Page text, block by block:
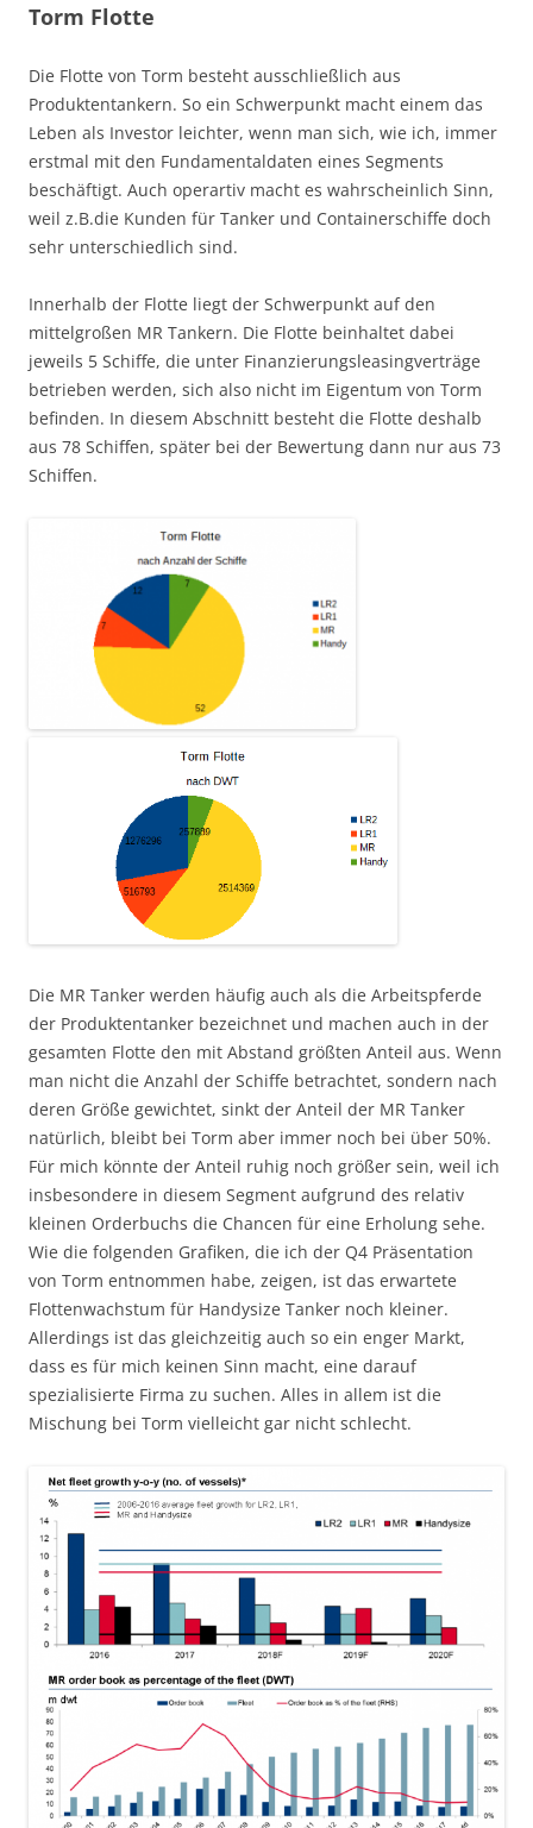
Torm Flotte
Die Flotte von Torm besteht ausschließlich aus
Produktentankern. So ein Schwerpunkt macht einem das
Leben als Investor leichter, wenn man sich, wie ich, immer
erstmal mit den Fundamentaldaten eines Segments
beschäftigt. Auch operartiv macht es wahrscheinlich Sinn,
weil z.B.die Kunden für Tanker und Containerschiffe doch
sehr unterschiedlich sind.
Innerhalb der Flotte liegt der Schwerpunkt auf den
mittelgroßen MR Tankern. Die Flotte beinhaltet dabei
jeweils 5 Schiffe, die unter Finanzierungsleasingverträge
betrieben werden, sich also nicht im Eigentum von Torm
befinden. In diesem Abschnitt besteht die Flotte deshalb
aus 78 Schiffen, später bei der Bewertung dann nur aus 73
Schiffen.
Die MR Tanker werden häufig auch als die Arbeitspferde
der Produktentanker bezeichnet und machen auch in der
gesamten Flotte den mit Abstand größten Anteil aus. Wenn
man nicht die Anzahl der Schiffe betrachtet, sondern nach
deren Größe gewichtet, sinkt der Anteil der MR Tanker
natürlich, bleibt bei Torm aber immer noch bei über 50%.
Für mich könnte der Anteil ruhig noch größer sein, weil ich
insbesondere in diesem Segment aufgrund des relativ
kleinen Orderbuchs die Chancen für eine Erholung sehe.
Wie die folgenden Grafiken, die ich der Q4 Präsentation
von Torm entnommen habe, zeigen, ist das erwartete
Flottenwachstum für Handysize Tanker noch kleiner.
Allerdings ist das gleichzeitig auch so ein enger Markt,
dass es für mich keinen Sinn macht, eine darauf
spezialisierte Firma zu suchen. Alles in allem ist die
Mischung bei Torm vielleicht gar nicht schlecht.